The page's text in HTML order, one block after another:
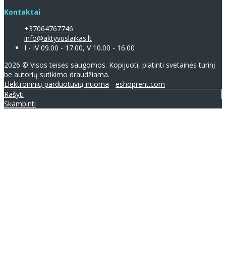
Kontaktai
+37064767746
info@aktyvuslaikas.lt
I - IV 09.00 - 17.00, V 10.00 - 16.00
2026 © Visos teisės saugomos. Kopijuoti, platinti svetainės turinį
be autorių sutikimo draudžiama.
Elektroninių parduotuvių nuoma - eshoprent.com
Rašyti
Skambinti